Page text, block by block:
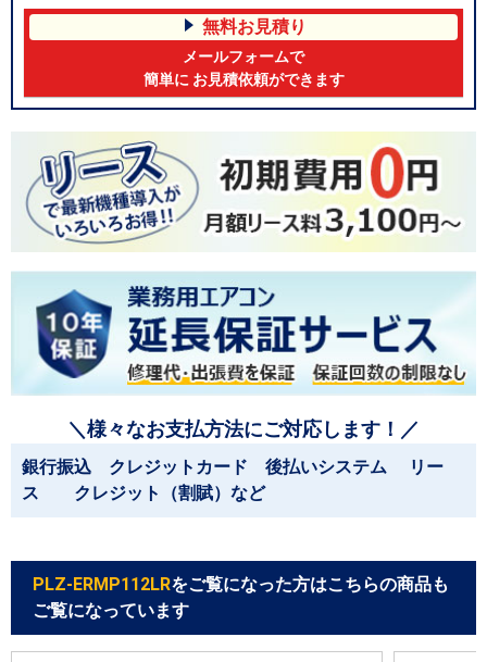
無料お見積り
メールフォームで
簡単に お見積依頼ができます
＼様々なお支払方法にご対応します！／
銀行振込 クレジットカード 後払いシステム リー
ス クレジット（割賦）など
PLZ-ERMP112LRをご覧になった方はこちらの商品も
ご覧になっています